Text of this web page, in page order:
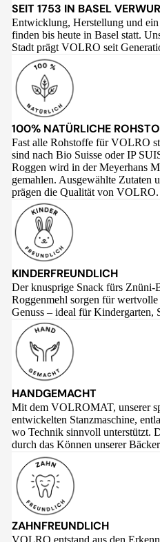
SEIT 1753 IN BASEL
Entwicklung, Herstellung und
finden bis heute in Basel statt.
Stadt prägt VOLRO seit
100% NATÜRLICHE
Fast alle Rohstoffe für VOLRO
sind nach Bio Suisse oder IP
Roggen wird in der Meyerhans
gemahlen. Ausgewählte Zutaten
prägen die Qualität von VOLRO.
KINDERFREUNDLICH
Der knusprige Snack fürs Znüni-
Roggenmehl sorgen für
Genuss – ideal für Kindergarten,
HANDGEMACHT
Mit dem VOLROMAT, unserer
entwickelten Stanzmaschine,
wo Technik sinnvoll unterstützt.
durch das Können unserer
ZAHNFREUNDLICH
VOLRO entstand aus den